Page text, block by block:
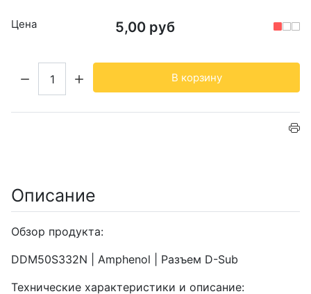
Цена 5,00 руб
В корзину
Описание
Обзор продукта:
DDM50S332N | Amphenol | Разъем D-Sub
Технические характеристики и описание: